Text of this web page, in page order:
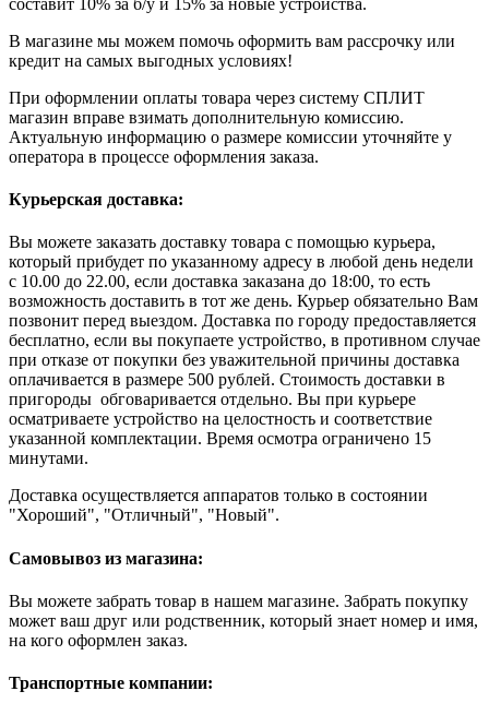
В магазине мы можем помочь оформить вам рассрочку или
кредит на самых выгодных условиях!
При оформлении оплаты товара через систему СПЛИТ
магазин вправе взимать дополнительную комиссию.
Актуальную информацию о размере комиссии уточняйте у
оператора в процессе оформления заказа.
Курьерская доставка:
Вы можете заказать доставку товара с помощью курьера,
который прибудет по указанному адресу в любой день недели
с 10.00 до 22.00, если доставка заказана до 18:00, то есть
возможность доставить в тот же день. Курьер обязательно Вам
позвонит перед выездом. Доставка по городу предоставляется
бесплатно, если вы покупаете устройство, в противном случае
при отказе от покупки без уважительной причины доставка
оплачивается в размере 500 рублей. Стоимость доставки в
пригороды обговаривается отдельно. Вы при курьере
осматриваете устройство на целостность и соответствие
указанной комплектации. Время осмотра ограничено 15
минутами.
Доставка осуществляется аппаратов только в состоянии
"Хороший", "Отличный", "Новый".
Самовывоз из магазина:
Вы можете забрать товар в нашем магазине. Забрать покупку
может ваш друг или родственник, который знает номер и имя,
на кого оформлен заказ.
Транспортные компании: